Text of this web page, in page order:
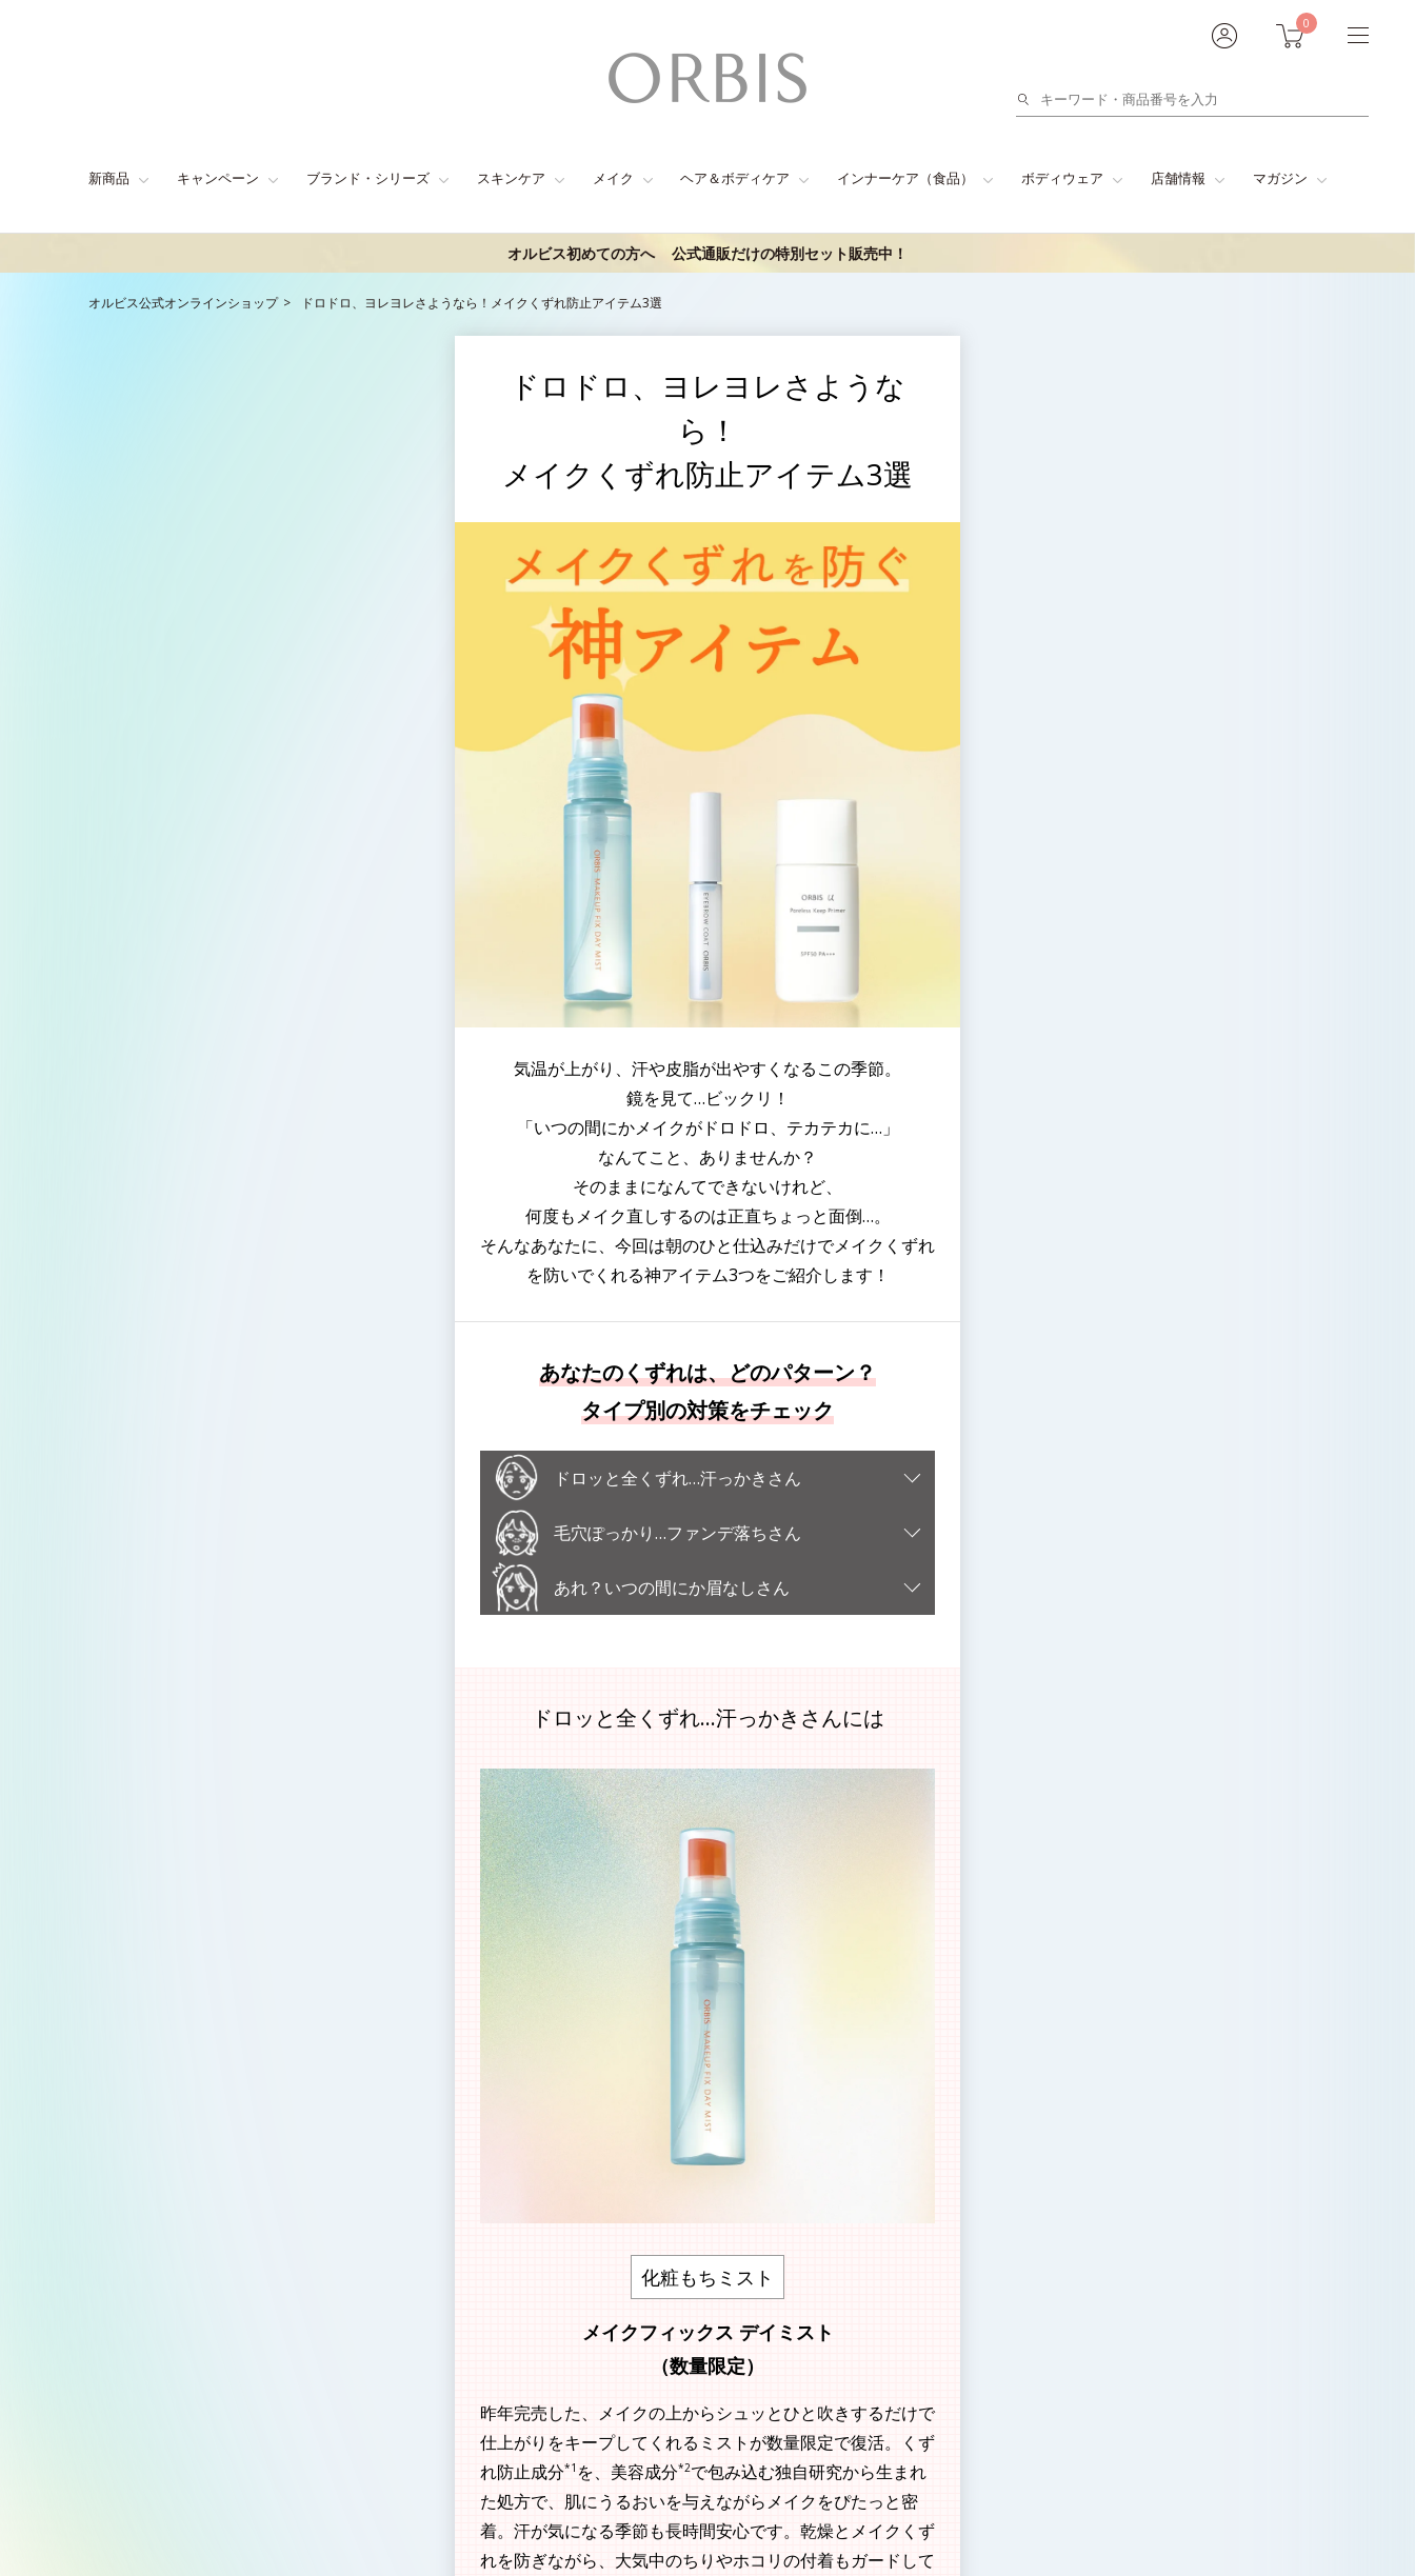
0
検
新商品 キャンペーン ブランド・シリーズ スキンケア メイク ヘア＆ボディケア インナーケア（食品） ボディウェア 店舗情報 マガジン
オルビス初めての方へ 公式通販だけの特別セット販売中！
オルビス公式オンラインショップ ドロドロ、ヨレヨレさようなら！メイクくずれ防止アイテム3選
ドロドロ、ヨレヨレさような
ら！
メイクくずれ防止アイテム3選
気温が上がり、汗や皮脂が出やすくなるこの季節。
鏡を見て…ビックリ！
「いつの間にかメイクがドロドロ、テカテカに…」
なんてこと、ありませんか？
そのままになんてできないけれど、
何度もメイク直しするのは正直ちょっと面倒…。
そんなあなたに、今回は朝のひと仕込みだけでメイクくずれ
を防いでくれる神アイテム3つをご紹介します！
あなたのくずれは、どのパターン？
タイプ別の対策をチェック
ドロッと全くずれ…汗っかきさん
毛穴ぽっかり…ファンデ落ちさん
あれ？いつの間にか眉なしさん
ドロッと全くずれ…汗っかきさんには
化粧もちミスト
メイクフィックス デイミスト
（数量限定）
昨年完売した、メイクの上からシュッとひと吹きするだけで
仕上がりをキープしてくれるミストが数量限定で復活。くず
れ防止成分*1 を、美容成分*2で包み込む独自研究から生まれ
た処方で、肌にうるおいを与えながらメイクをぴたっと密
着。汗が気になる季節も長時間安心です。乾燥とメイクくず
れを防ぎながら、大気中のちりやホコリの付着もガードして